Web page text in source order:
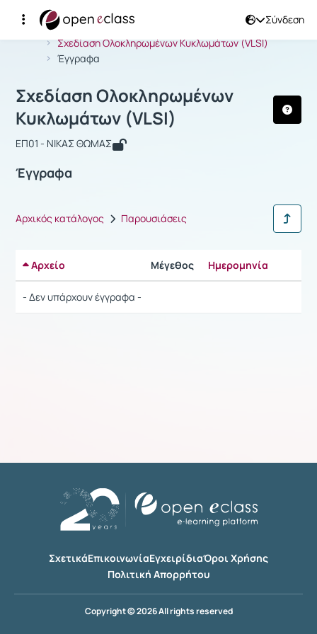
Σύνδεση
Αρχική Σελίδα
Σχεδίαση Ολοκληρωμένων Κυκλωμάτων (VLSI)
Έγγραφα
Μάθημα : Σχεδίαση Ολοκληρωμένων
Σχεδίαση Ολοκληρωμένων
Κυκλωμάτων (VLSI)
ΕΠ01 - ΝΙΚΑΣ ΘΩΜΑΣ
Έγγραφα
Αρχικός κατάλογος Παρουσιάσεις
Αρχείο Μέγεθος Ημερομηνία
- Δεν υπάρχουν έγγραφα -
ΣχετικάΕπικοινωνίαΕγχειρίδιαΌροι Χρήσης
Πολιτική Απορρήτου
Copyright © 2026 All rights reserved